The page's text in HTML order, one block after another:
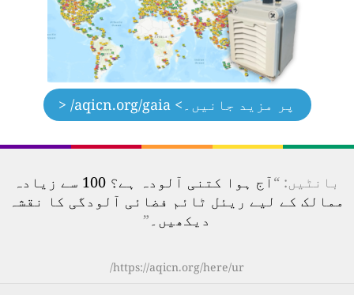
پر مزید جانیں۔> aqicn.org/gaia/ <
بانٹیں: “
آج ہوا کتنی آلودہ ہے؟ 100 سے زیادہ
ممالک کے لیے ریئل ٹائم فضائی آلودگی کا نقشہ
دیکھیں۔”
https://aqicn.org/here/ur/